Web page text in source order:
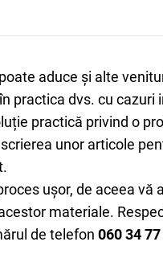
aduce și alte
practica dvs. cu
practică privind o
unor articole
ușor, de aceea vă
materiale.
de telefon 060 34